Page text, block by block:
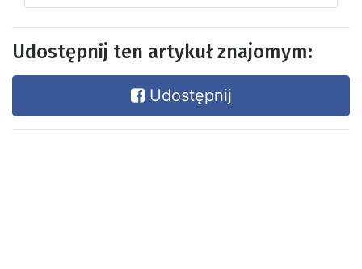
Udostępnij ten artykuł znajomym:
Udostępnij